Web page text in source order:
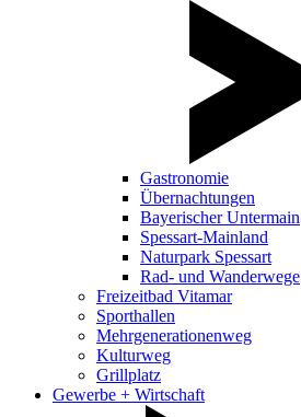
Gastronomie
Übernachtungen
Bayerischer Untermain
Spessart-Mainland
Naturpark Spessart
Rad- und Wanderwege
Freizeitbad Vitamar
Sporthallen
Mehrgenerationenweg
Kulturweg
Grillplatz
Gewerbe + Wirtschaft